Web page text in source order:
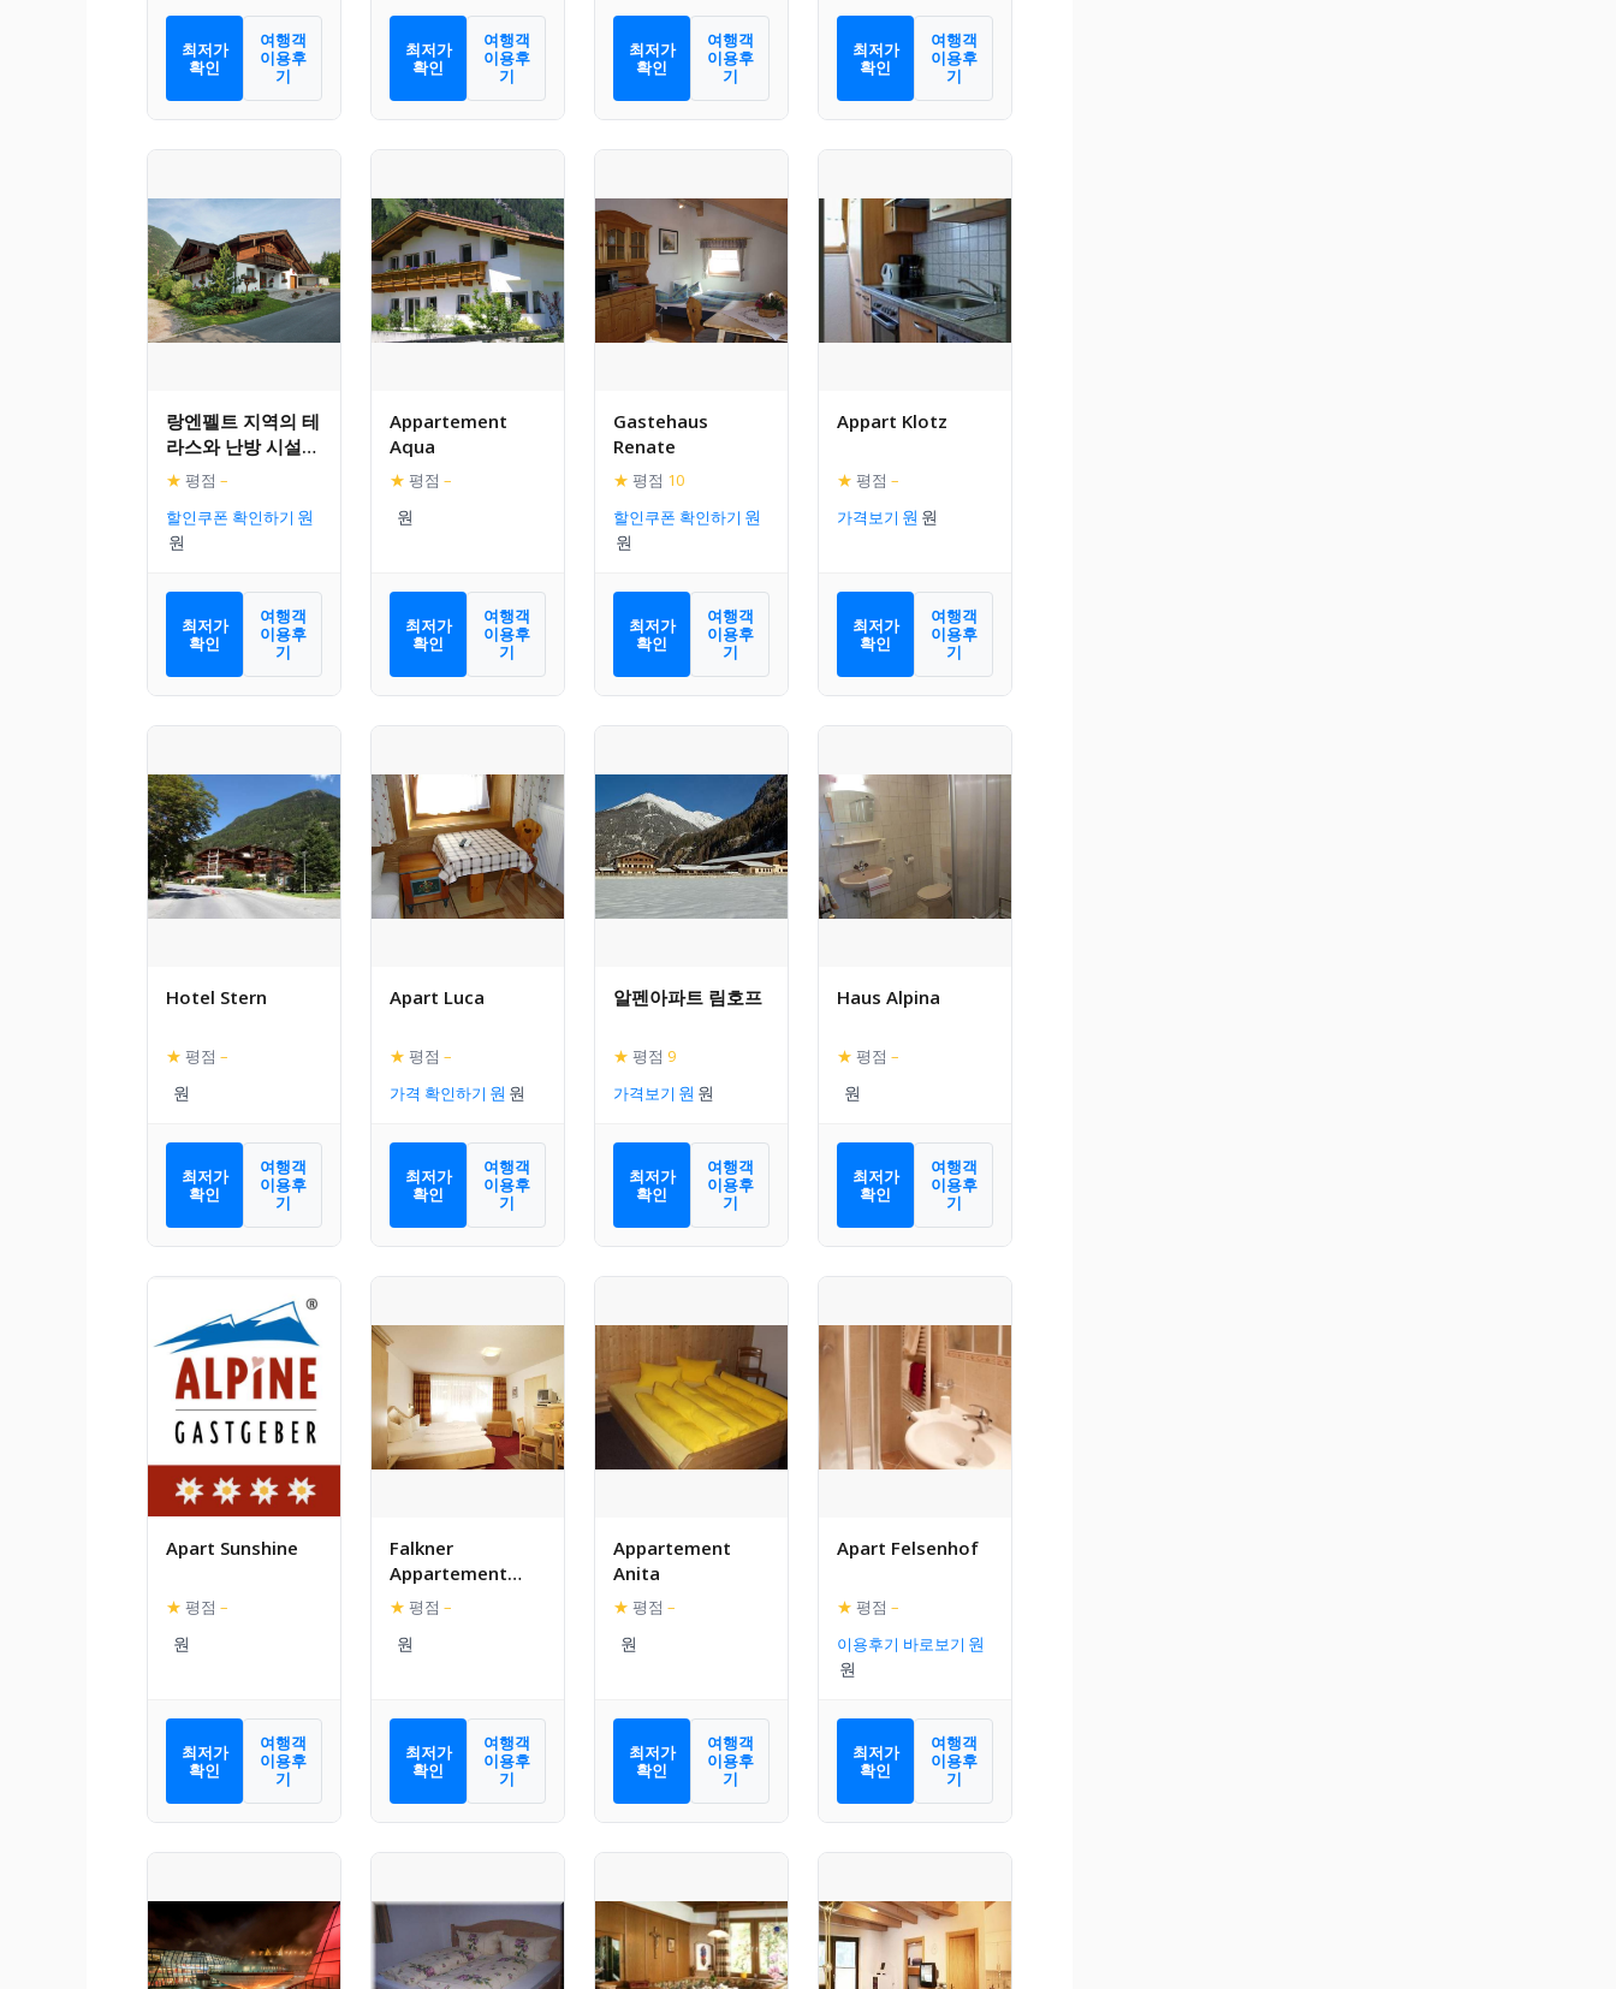
최저가
확인
여행객
이용후
기
최저가
확인
여행객
이용후
기
최저가
확인
여행객
이용후
기
최저가
확인
여행객
이용후
기
랑엔펠트 지역의 테
라스와 난방 시설이
있는 조용한 아파트
★ 평점 –
할인쿠폰 확인하기
최저가
확인
여행객
이용후
기
Appartement
Aqua
★ 평점 –
최저가
확인
여행객
이용후
기
Gastehaus
Renate
★ 평점 10
할인쿠폰 확인하기
최저가
확인
여행객
이용후
기
Appart Klotz
★ 평점 –
가격보기
최저가
확인
여행객
이용후
기
Hotel Stern
★ 평점 –
최저가
확인
여행객
이용후
기
Apart Luca
★ 평점 –
가격 확인하기
최저가
확인
여행객
이용후
기
알펜아파트 림호프
★ 평점 9
가격보기
최저가
확인
여행객
이용후
기
Haus Alpina
★ 평점 –
최저가
확인
여행객
이용후
기
Apart Sunshine
★ 평점 –
최저가
확인
여행객
이용후
기
Falkner
Appartement
Resort
★ 평점 –
최저가
확인
여행객
이용후
기
Appartement
Anita
★ 평점 –
최저가
확인
여행객
이용후
기
Apart Felsenhof
★ 평점 –
이용후기 바로보기
최저가
확인
여행객
이용후
기